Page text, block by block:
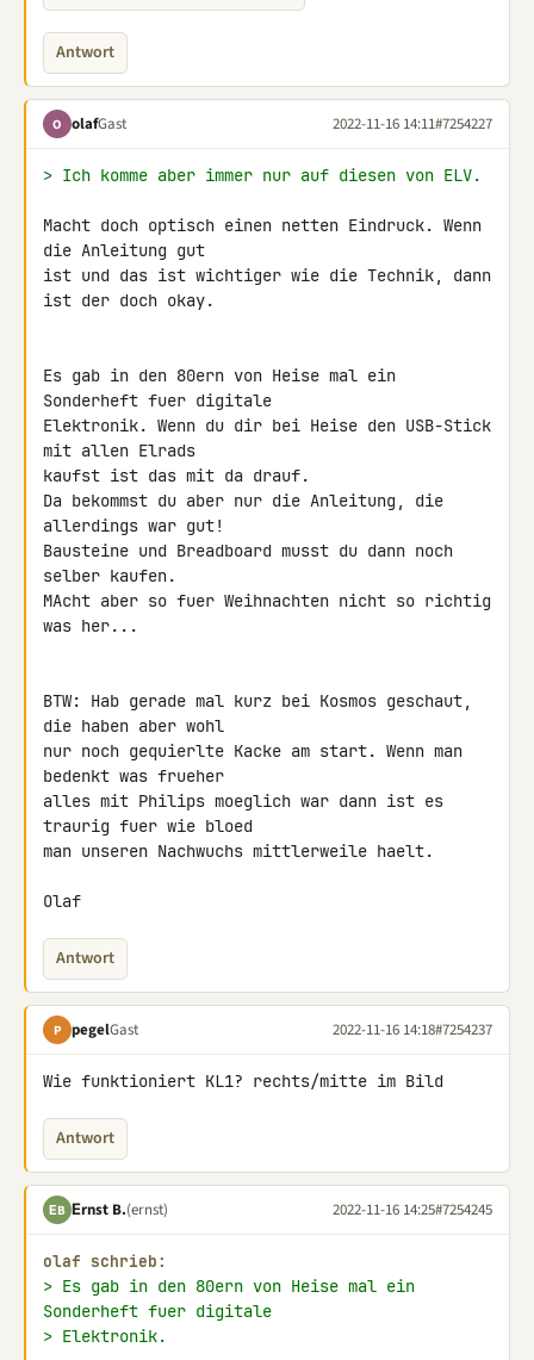
Antwort
O olafGast 2022-11-16 14:11#7254227
> Ich komme aber immer nur auf diesen von ELV.
Macht doch optisch einen netten Eindruck. Wenn
die Anleitung gut
ist und das ist wichtiger wie die Technik, dann
ist der doch okay.
Es gab in den 80ern von Heise mal ein
Sonderheft fuer digitale
Elektronik. Wenn du dir bei Heise den USB-Stick
mit allen Elrads
kaufst ist das mit da drauf.
Da bekommst du aber nur die Anleitung, die
allerdings war gut!
Bausteine und Breadboard musst du dann noch
selber kaufen.
MAcht aber so fuer Weihnachten nicht so richtig
was her...
BTW: Hab gerade mal kurz bei Kosmos geschaut,
die haben aber wohl
nur noch gequierlte Kacke am start. Wenn man
bedenkt was frueher
alles mit Philips moeglich war dann ist es
traurig fuer wie bloed
man unseren Nachwuchs mittlerweile haelt.
Olaf
Antwort
P pegelGast 2022-11-16 14:18#7254237
Wie funktioniert KL1? rechts/mitte im Bild
Antwort
ΕB Εrnst B.(ernst) 2022-11-16 14:25#7254245
olaf schrieb:
> Es gab in den 80ern von Heise mal ein
Sonderheft fuer digitale
> Elektronik.